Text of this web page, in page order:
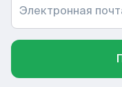
Электронная